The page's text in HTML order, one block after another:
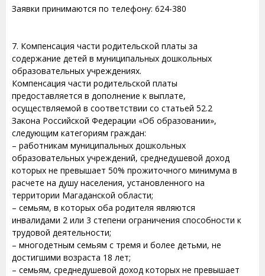
Заявки принимаются по телефону: 624-380
7. Компенсация части родительской платы за
содержание детей в муниципальных дошкольных
образовательных учреждениях.
Компенсация части родительской платы
предоставляется в дополнение к выплате,
осуществляемой в соответствии со статьей 52.2
Закона Российской Федерации «Об образовании»,
следующим категориям граждан:
– работникам муниципальных дошкольных
образовательных учреждений, среднедушевой доход
которых не превышает 50% прожиточного минимума в
расчете на душу населения, установленного на
территории Магаданской области;
– семьям, в которых оба родителя являются
инвалидами 2 или 3 степени ограничения способности к
трудовой деятельности;
– многодетным семьям с тремя и более детьми, не
достигшими возраста 18 лет;
– семьям, среднедушевой доход которых не превышает